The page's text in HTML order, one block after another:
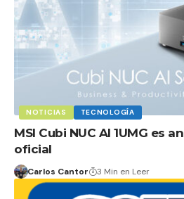
NOTICIAS TECNOLOGÍA
MSI Cubi NUC AI 1UMG es
oficial
Carlos Cantor 3 Min en Leer